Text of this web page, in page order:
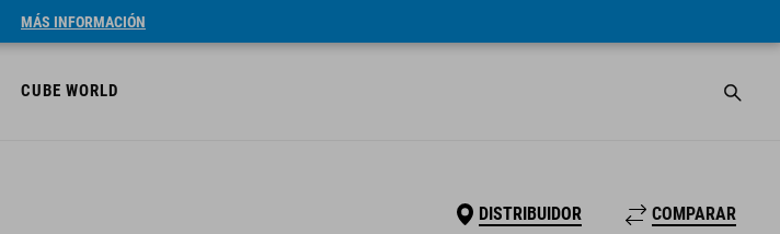
MÁS INFORMACIÓN
CUBE WORLD
DISTRIBUIDOR COMPARAR